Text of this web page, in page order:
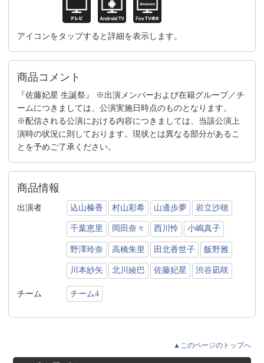
アイコンをタップすると詳細を表示します。
商品コメント
『佐藤妃星 生誕祭』 ※出演メンバーおよび在籍グループ／チ
ームにつきましては、公演実施日時点のものとなります。
※配信される公演における内容につきましては、当該公演上
演時の状況に則しております。現状とは異なる部分があるこ
とを予めご了承ください。
商品情報
出演者 込山榛香 村山彩希 山邊歩夢 岩立沙穂
千葉恵里 岡田奈々 西川怜 小嶋真子
野澤玲奈 高橋朱里 田北香世子 飯野雅
川本紗矢 北川綾巴 佐藤妃星 渋谷凪咲
チーム チーム4
▲このページのトップへ